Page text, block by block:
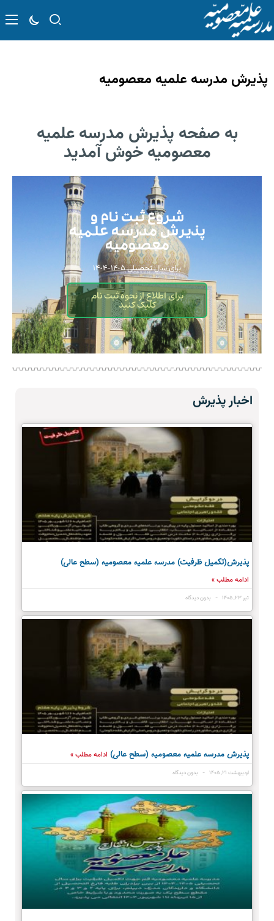
پذیرش مدرسه علمیه معصومیه
به صفحه پذیرش مدرسه علمیه
معصومیه خوش آمدید
شروع ثبت نام و
پذیرش مدرسه علمیه
معصومیه
برای سال تحصیلی ١۴٠۵-١۴٠۴
برای اطلاع از نحوه ثبت نام
کلیک کنید
اخبار پذیرش
پذیرش(تکمیل ظرفیت) مدرسه علمیه معصومیه‌ (سطح عالی)
ادامه مطلب »
تیر ۲۳, ۱۴۰۵ بدون دیدگاه
پذیرش مدرسه علمیه معصومیه‌ (سطح عالی) ادامه مطلب »
اردیبهشت ۲۱, ۱۴۰۵ بدون دیدگاه